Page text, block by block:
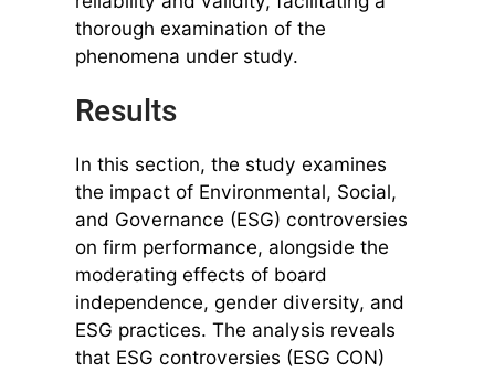
thorough examination of the
phenomena under study.
Results
In this section, the study examines
the impact of Environmental, Social,
and Governance (ESG) controversies
on firm performance, alongside the
moderating effects of board
independence, gender diversity, and
ESG practices. The analysis reveals
that ESG controversies (ESG CON)